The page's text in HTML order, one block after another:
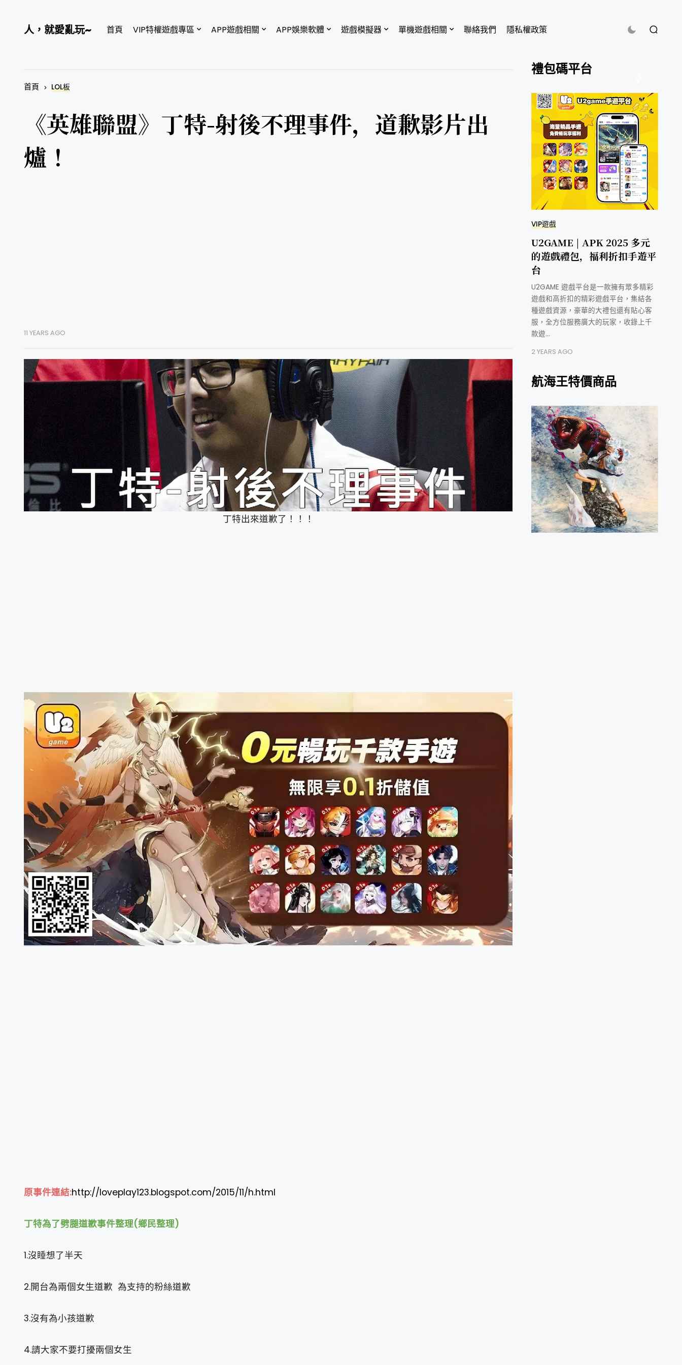
人，就愛亂玩~ 首頁 VIP特權遊戲專區 APP遊戲相關 APP娛樂軟體 遊戲模擬器 單機遊戲相關 聯絡我們 隱私權政策
首頁 LOL板
《英雄聯盟》丁特-射後不理事件，道歉影片出
爐！
11 YEARS AGO
丁特出來道歉了！！！
原事件連結:http://loveplay123.blogspot.com/2015/11/h.html
丁特為了劈腿道歉事件整理(鄉民整理)
1.沒睡想了半天
2.開台為兩個女生道歉 為支持的粉絲道歉
3.沒有為小孩道歉
4.請大家不要打擾兩個女生
禮包碼平台
VIP遊戲
U2GAME | APK 2025 多元
的遊戲禮包，福利折扣手遊平
台
U2GAME 遊戲平台是一款擁有眾多精彩
遊戲和高折扣的精彩遊戲平台，集結各
種遊戲資源，豪華的大禮包還有貼心客
服，全方位服務廣大的玩家，收錄上千
款遊…
2 YEARS AGO
航海王特價商品